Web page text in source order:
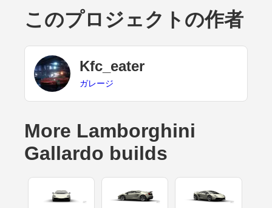
このプロジェクトの作者
Kfc_eater
ガレージ
More Lamborghini
Gallardo builds